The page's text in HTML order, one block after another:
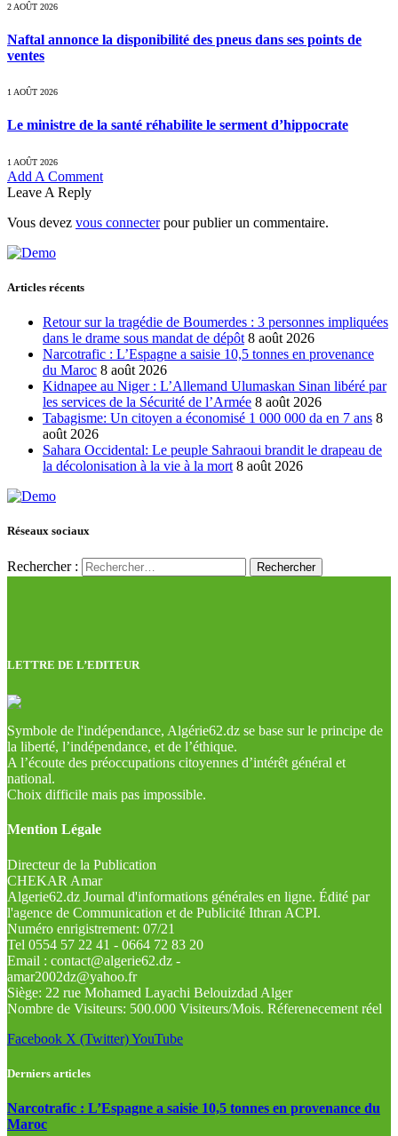
2 AOÛT 2026
Naftal annonce la disponibilité des pneus dans ses points de
ventes
1 AOÛT 2026
Le ministre de la santé réhabilite le serment d’hippocrate
1 AOÛT 2026
Add A Comment
Leave A Reply
Vous devez vous connecterpour publier un commentaire.
Articles récents
Retour sur la tragédie de Boumerdes : 3 personnes impliquées
dans le drame sous mandat de dépôt 8 août 2026
Narcotrafic : L’Espagne a saisie 10,5 tonnes en provenance
du Maroc 8 août 2026
Kidnapee au Niger : L’Allemand Ulumaskan Sinan libéré par
les services de la Sécurité de l’Armée 8 août 2026
Tabagisme: Un citoyen a économisé 1 000 000 da en 7 ans 8
août 2026
Sahara Occidental: Le peuple Sahraoui brandit le drapeau de
la décolonisation à la vie à la mort 8 août 2026
Réseaux sociaux
Rechercher :
LETTRE DE L’EDITEUR
Symbole de l'indépendance, Algérie62.dz se base sur le principe de
la liberté, l’indépendance, et de l’éthique.
A l’écoute des préoccupations citoyennes d’intérêt général et
national.
Choix difficile mais pas impossible.
Mention Légale
Directeur de la Publication
CHEKAR Amar
Algerie62.dz Journal d'informations générales en ligne. Édité par
l'agence de Communication et de Publicité Ithran ACPI.
Numéro enrigistrement: 07/21
Tel 0554 57 22 41 - 0664 72 83 20
Email : contact@algerie62.dz -
amar2002dz@yahoo.fr
Siège: 22 rue Mohamed Layachi Belouizdad Alger
Nombre de Visiteurs: 500.000 Visiteurs/Mois. Réferenecement réel
Facebook X (Twitter)YouTube
Derniers articles
Narcotrafic : L’Espagne a saisie 10,5 tonnes en provenance du
Maroc